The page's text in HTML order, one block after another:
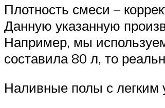
Плотность смеси –
Данную указанную
Например, мы
составила 80 л, то
Наливные полы с легким